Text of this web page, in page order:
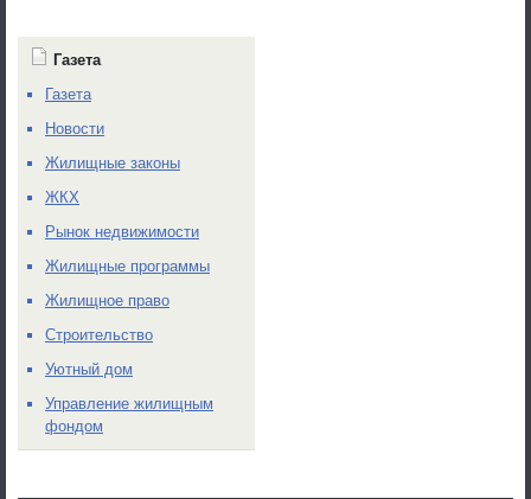
Газета
Газета
Новости
Жилищные законы
ЖКХ
Рынок недвижимости
Жилищные программы
Жилищное право
Строительство
Уютный дом
Управление жилищным
фондом